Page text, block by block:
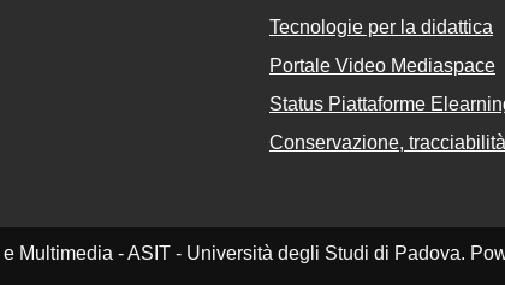
Tecnologie per la didattica
Portale Video Mediaspace
Status Piattaforme
Conservazione,
Multimedia - ASIT - Università degli Studi di Padova.